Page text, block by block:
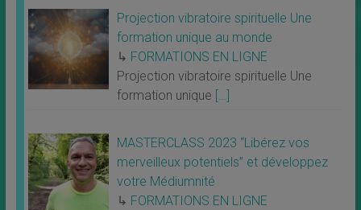
Projection vibratoire spirituelle Une
formation unique au monde
↳ FORMATIONS EN LIGNE
Projection vibratoire spirituelle Une
formation unique […]
MASTERCLASS 2023 “Libérez vos
merveilleux potentiels” et développez
votre Médiumnité
↳ FORMATIONS EN LIGNE